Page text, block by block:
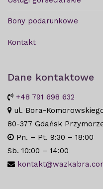
Bony podarunkowe
Kontakt
Dane kontaktowe
+48 791 698 632
ul. Bora-
80-377 Gdańsk
Pn. – Pt. 9:30 – 18:00
Sb. 10:00 – 14:00